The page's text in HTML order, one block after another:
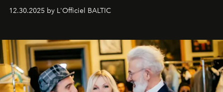
Вместо привычного подведения итогов мы от всей
души говорим спасибо каждому, кто был с нами все
самыми искренними пожеланиями и теплом, ваша
командаL’Officiel Baltic .
12.30.2025 by L'Officiel BALTIC